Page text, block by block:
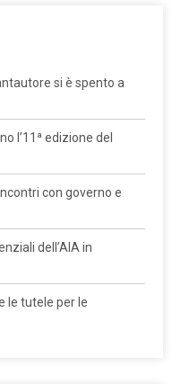
si è spento a
l’11ª edizione del
con governo e
dell’AIA in
le tutele per le